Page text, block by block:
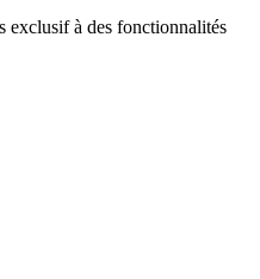
exclusif à des fonctionnalités